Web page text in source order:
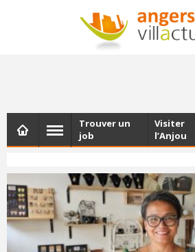
Les dernières actualités d'Angers,
Trouver un
job
Visiter
l’Anjou